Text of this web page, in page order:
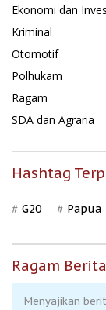
Ekonomi dan
Kriminal
Otomotif
Polhukam
Ragam
SDA dan Agraria
Hashtag
G20 Papua
Ragam Berita
Menyajikan